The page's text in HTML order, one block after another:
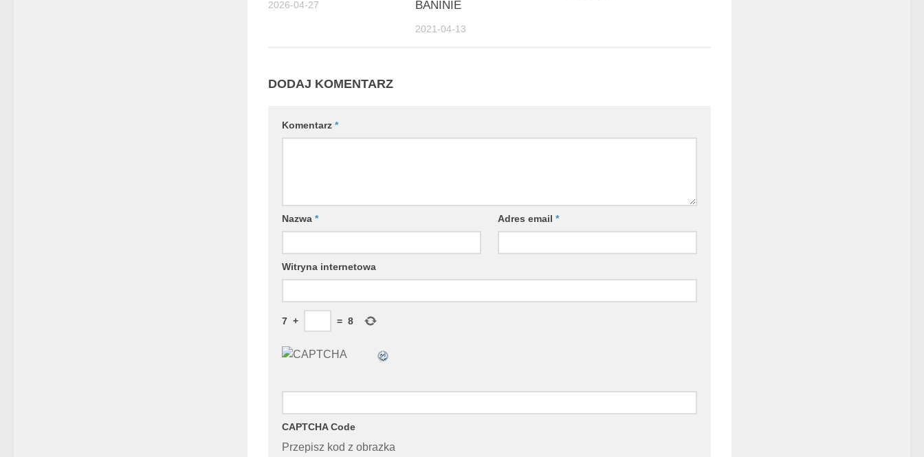
2026-04-27
BANINIE
2021-04-13
DODAJ KOMENTARZ
Komentarz *
Nazwa * Adres email*
Witryna internetowa
7 + = 8
CAPTCHA Code
Przepisz kod z obrazka